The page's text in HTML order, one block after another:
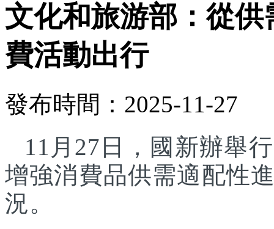
文化和旅游部：從
費活動出行
發布時間：2025-11-27
11月27日，國新辦舉
增強消費品供需適配性
況。